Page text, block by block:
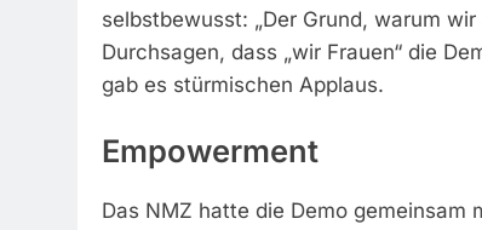
selbstbewusst: „Der Grund, warum
Durchsagen, dass „wir Frauen“ die
gab es stürmischen Applaus.
Empowerment
Das NMZ hatte die Demo gemeinsam